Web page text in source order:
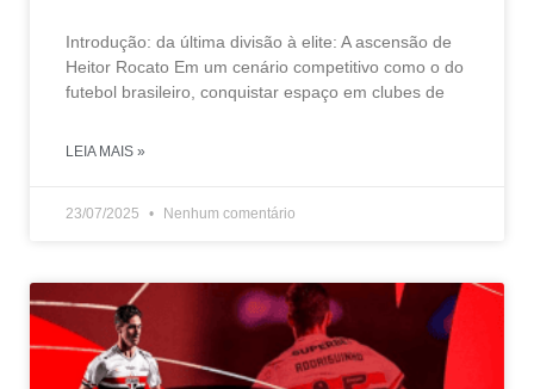
Introdução: da última divisão à elite: A ascensão de
Heitor Rocato Em um cenário competitivo como o do
futebol brasileiro, conquistar espaço em clubes de
LEIA MAIS »
23/07/2025 Nenhum comentário